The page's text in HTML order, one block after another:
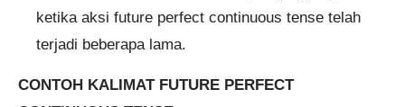
ketika aksi future perfect continuous tense telah
terjadi beberapa lama.
CONTOH KALIMAT FUTURE PERFECT